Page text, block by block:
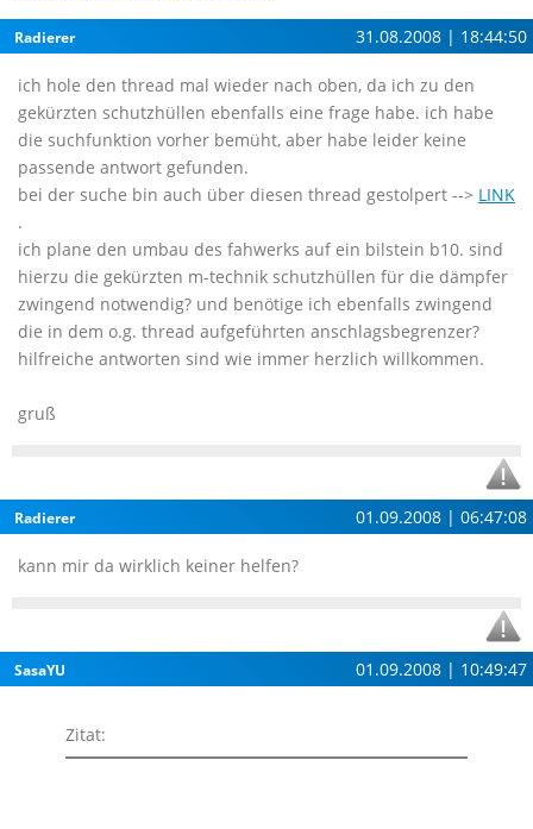
Radierer 31.08.2008 | 18:44:50
ich hole den thread mal wieder nach oben, da ich zu den
gekürzten schutzhüllen ebenfalls eine frage habe. ich habe
die suchfunktion vorher bemüht, aber habe leider keine
passende antwort gefunden.
bei der suche bin auch über diesen thread gestolpert --> LINK
.
ich plane den umbau des fahwerks auf ein bilstein b10. sind
hierzu die gekürzten m-technik schutzhüllen für die dämpfer
zwingend notwendig? und benötige ich ebenfalls zwingend
die in dem o.g. thread aufgeführten anschlagsbegrenzer?
hilfreiche antworten sind wie immer herzlich willkommen.
gruß
Radierer 01.09.2008 | 06:47:08
kann mir da wirklich keiner helfen?
SasaYU 01.09.2008 | 10:49:47
Zitat: